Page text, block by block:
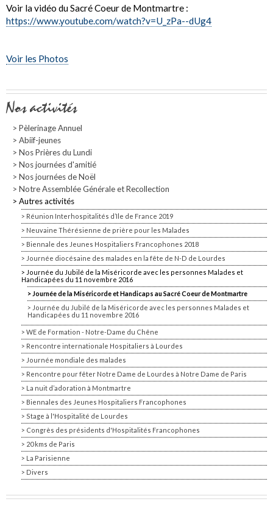
Voir la vidéo du Sacré Coeur de Montmartre :
https://www.youtube.com/watch?v=U_zPa--dUg4
Voir les Photos
Navigation
Nos activités
Pèlerinage Annuel
Abiif-jeunes
Nos Prières du Lundi
Nos journées d'amitié
Nos journées de Noël
Notre Assemblée Générale et Recollection
Autres activités
Réunion Interhospitalités d’Ile de France 2019
Neuvaine Thérésienne de prière pour les Malades
Biennale des Jeunes Hospitaliers Francophones 2018
Journée diocésaine des malades en la fête de N-D de Lourdes
Journée du Jubilé de la Miséricorde avec les personnes Malades et
Handicapées du 11 novembre 2016
Journée de la Miséricorde et Handicaps au Sacré Coeur de Montmartre
Journée du Jubilé de la Miséricorde avec les personnes Malades et
Handicapées du 11 novembre 2016
WE de Formation - Notre-Dame du Chêne
Rencontre internationale Hospitaliers à Lourdes
Journée mondiale des malades
Rencontre pour fêter Notre Dame de Lourdes à Notre Dame de Paris
La nuit d’adoration à Montmartre
Biennales des Jeunes Hospitaliers Francophones
Stage à l'Hospitalité de Lourdes
Congrès des présidents d'Hospitalités Francophones
20 kms de Paris
La Parisienne
Divers